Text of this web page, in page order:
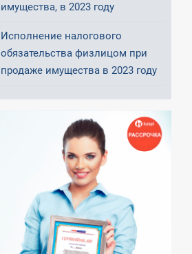
имущества, в 2023 году
Исполнение налогового
обязательства физлицом при
продаже имущества в 2023 году